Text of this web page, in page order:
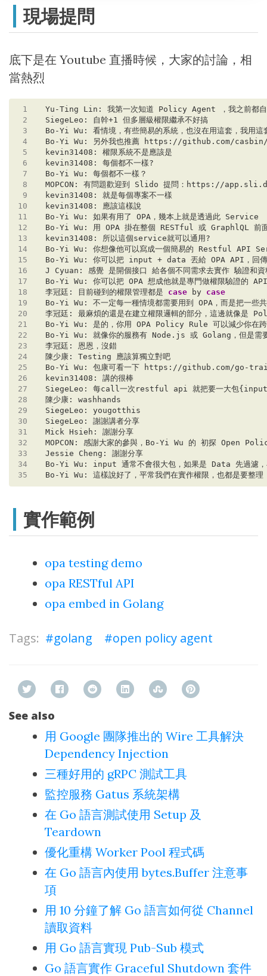
現場提問
底下是在 Youtube 直播時候，大家的討論，相
當熱烈
1
2
3
4
5
6
7
8
9
10
11
12
13
14
15
16
17
18
19
20
21
22
23
24
25
26
27
28
29
30
31
32
33
34
35
SiegeLeo: ​自幹+1 但多層級權限繼承不好搞
kevin31408: ​應該這樣說
李冠廷: ​目前碰到的權限管理都是 case by case
李冠廷: ​恩恩，沒錯
陳少康: ​Testing 應該算獨立對吧
kevin31408: ​講的很棒
SiegeLeo: ​謝謝講者分享
Mick Hsieh: ​謝謝分享
Jessie Cheng: ​謝謝分享
實作範例
opa testing demo
opa RESTful API
opa embed in Golang
golang open policy agent
See also
用 Google 團隊推出的 Wire 工具解決
Dependency Injection
三種好用的 gRPC 測試工具
監控服務 Gatus 系統架構
在 Go 語言測試使用 Setup 及
Teardown
優化重構 Worker Pool 程式碼
在 Go 語言內使用 bytes.Buffer 注意事
項
用 10 分鐘了解 Go 語言如何從 Channel
讀取資料
用 Go 語言實現 Pub-Sub 模式
Go 語言實作 Graceful Shutdown 套件